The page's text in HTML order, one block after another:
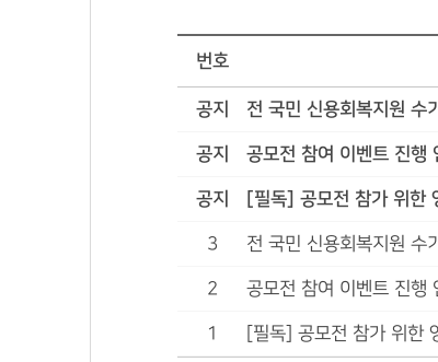
번호
공지 전 국민 신용회복지원 수
공지 공모전 참여 이벤트 진행
공지 [필독] 공모전 참가 위한
3 전 국민 신용회복지원 수
2 공모전 참여 이벤트 진행
1 [필독] 공모전 참가 위한